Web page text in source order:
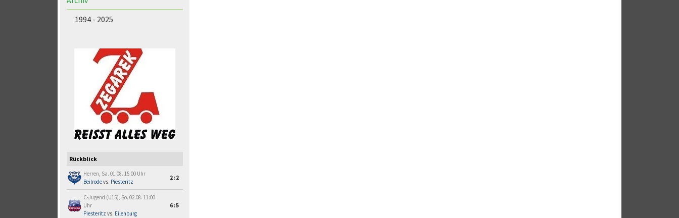
1994 - 2025
Rückblick
Herren, Sa. 01.08. 15:00 Uhr
Beilrodevs. Piesteritz
2:2
C-Jugend (U15), So. 02.08. 11:00
Uhr
Piesteritz vs. Eilenburg
6:5